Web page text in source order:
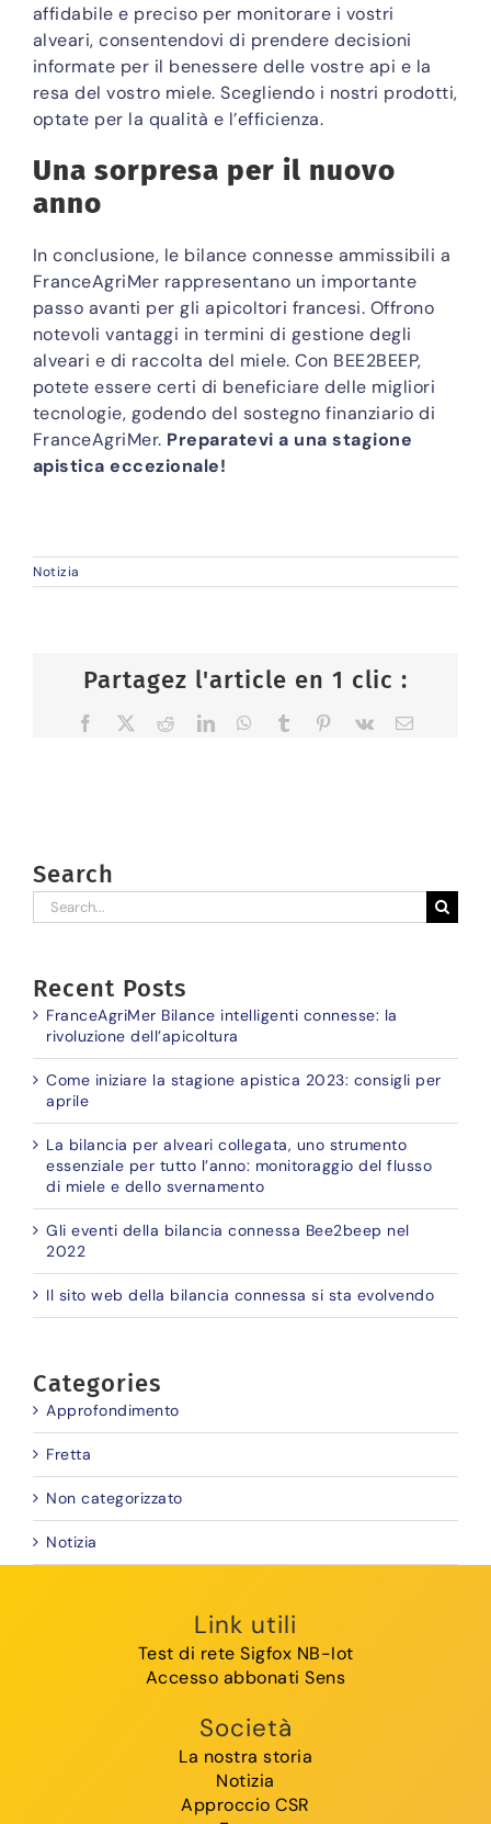
affidabile e preciso per monitorare i vostri
alveari, consentendovi di prendere decisioni
informate per il benessere delle vostre api e la
resa del vostro miele. Scegliendo i nostri prodotti,
optate per la qualità e l’efficienza.
Una sorpresa per il nuovo
anno
In conclusione, le bilance connesse ammissibili a
FranceAgriMer rappresentano un importante
passo avanti per gli apicoltori francesi. Offrono
notevoli vantaggi in termini di gestione degli
alveari e di raccolta del miele. Con BEE2BEEP,
potete essere certi di beneficiare delle migliori
tecnologie, godendo del sostegno finanziario di
FranceAgriMer. Preparatevi a una stagione
apistica eccezionale!
Notizia
Partagez l'article en 1 clic :
Facebook RedditLinkedInWhatsApp
Tumblr Pinterest
Vk Email
Search
Search
for:
Recent Posts
FranceAgriMer Bilance intelligenti connesse: la
rivoluzione dell’apicoltura
Come iniziare la stagione apistica 2023: consigli per
aprile
La bilancia per alveari collegata, uno strumento
essenziale per tutto l’anno: monitoraggio del flusso
di miele e dello svernamento
Gli eventi della bilancia connessa Bee2beep nel
2022
Il sito web della bilancia connessa si sta evolvendo
Categories
Approfondimento
Fretta
Non categorizzato
Notizia
Link utili
Test di rete Sigfox NB-Iot
Accesso abbonati Sens
Società
La nostra storia
Notizia
Approccio CSR